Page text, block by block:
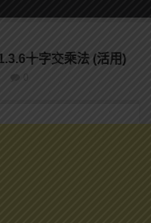
十字交乘法 (活用)